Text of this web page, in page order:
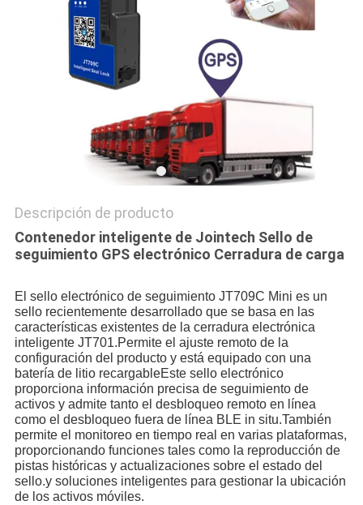
PRIVACY
POLICY
Descripción de producto
Contenedor inteligente de Jointech Sello de
seguimiento GPS electrónico Cerradura de carga
El sello electrónico de seguimiento JT709C Mini es un
sello recientemente desarrollado que se basa en las
características existentes de la cerradura electrónica
inteligente JT701.Permite el ajuste remoto de la
configuración del producto y está equipado con una
batería de litio recargableEste sello electrónico
proporciona información precisa de seguimiento de
activos y admite tanto el desbloqueo remoto en línea
como el desbloqueo fuera de línea BLE in situ.También
permite el monitoreo en tiempo real en varias plataformas,
proporcionando funciones tales como la reproducción de
pistas históricas y actualizaciones sobre el estado del
sello.y soluciones inteligentes para gestionar la ubicación
de los activos móviles.